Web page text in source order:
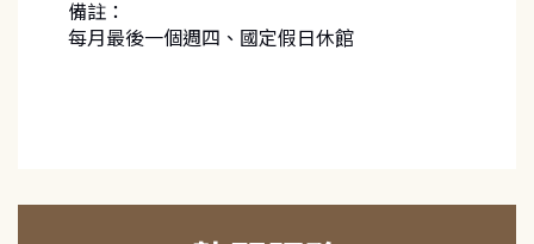
備註：
每月最後一個週四、國定假日休館